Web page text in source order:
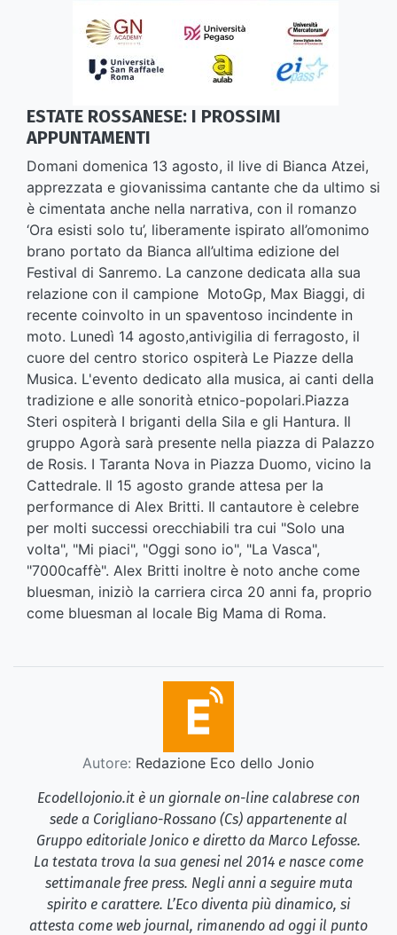
ESTATE ROSSANESE: I PROSSIMI
APPUNTAMENTI
Domani domenica 13 agosto, il live di Bianca Atzei,
apprezzata e giovanissima cantante che da ultimo si
è cimentata anche nella narrativa, con il romanzo
‘Ora esisti solo tu’, liberamente ispirato all’omonimo
brano portato da Bianca all’ultima edizione del
Festival di Sanremo. La canzone dedicata alla sua
relazione con il campione MotoGp, Max Biaggi, di
recente coinvolto in un spaventoso incindente in
moto. Lunedì 14 agosto,antivigilia di ferragosto, il
cuore del centro storico ospiterà Le Piazze della
Musica. L'evento dedicato alla musica, ai canti della
tradizione e alle sonorità etnico-popolari.Piazza
Steri ospiterà I briganti della Sila e gli Hantura. Il
gruppo Agorà sarà presente nella piazza di Palazzo
de Rosis. I Taranta Nova in Piazza Duomo, vicino la
Cattedrale. Il 15 agosto grande attesa per la
performance di Alex Britti. Il cantautore è celebre
per molti successi orecchiabili tra cui "Solo una
volta", "Mi piaci", "Oggi sono io", "La Vasca",
"7000caffè". Alex Britti inoltre è noto anche come
bluesman, iniziò la carriera circa 20 anni fa, proprio
come bluesman al locale Big Mama di Roma.
Autore: Redazione Eco dello Jonio
Ecodellojonio.it è un giornale on-line calabrese con
sede a Corigliano-Rossano (Cs) appartenente al
Gruppo editoriale Jonico e diretto da Marco Lefosse.
La testata trova la sua genesi nel 2014 e nasce come
settimanale free press. Negli anni a seguire muta
spirito e carattere. L’Eco diventa più dinamico, si
attesta come web journal, rimanendo ad oggi il punto